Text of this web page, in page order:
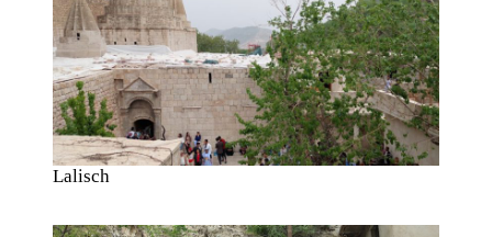
Lalisch